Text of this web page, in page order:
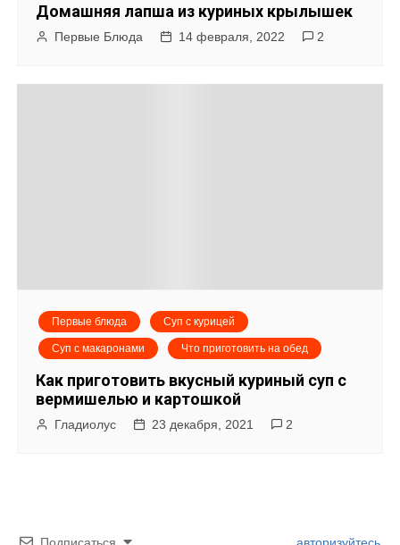
Домашняя лапша из куриных крылышек
Первые Блюда 14 февраля, 2022 2
Первые блюда Суп с курицей
Суп с макаронами Что приготовить на обед
Как приготовить вкусный куриный суп с
вермишелью и картошкой
Гладиолус 23 декабря, 2021 2
Подписаться авторизуйтесь